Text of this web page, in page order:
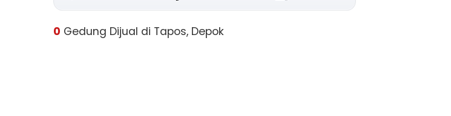
0 Gedung Dijual di Tapos, Depok